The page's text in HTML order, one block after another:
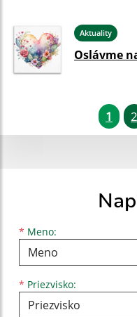
Aktuality
Oslávme
1 2
* Meno:
Meno
* Priezvisko:
Priezvisko
E-mailová adresa